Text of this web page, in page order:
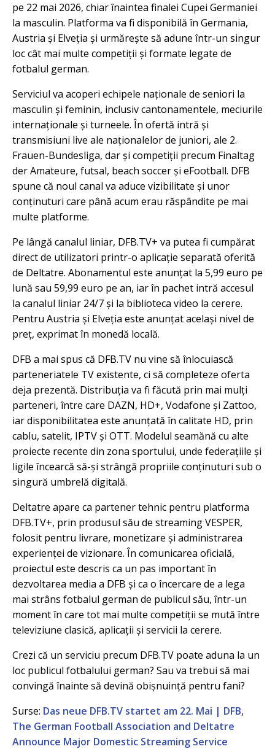
pe 22 mai 2026, chiar înaintea finalei Cupei Germaniei
la masculin. Platforma va fi disponibilă în Germania,
Austria și Elveția și urmărește să adune într-un singur
loc cât mai multe competiții și formate legate de
fotbalul german.
Serviciul va acoperi echipele naționale de seniori la
masculin și feminin, inclusiv cantonamentele, meciurile
internaționale și turneele. În ofertă intră și
transmisiuni live ale naționalelor de juniori, ale 2.
Frauen-Bundesliga, dar și competiții precum Finaltag
der Amateure, futsal, beach soccer și eFootball. DFB
spune că noul canal va aduce vizibilitate și unor
conținuturi care până acum erau răspândite pe mai
multe platforme.
Pe lângă canalul liniar, DFB.TV+ va putea fi cumpărat
direct de utilizatori printr-o aplicație separată oferită
de Deltatre. Abonamentul este anunțat la 5,99 euro pe
lună sau 59,99 euro pe an, iar în pachet intră accesul
la canalul liniar 24/7 și la biblioteca video la cerere.
Pentru Austria și Elveția este anunțat același nivel de
preț, exprimat în monedă locală.
DFB a mai spus că DFB.TV nu vine să înlocuiască
parteneriatele TV existente, ci să completeze oferta
deja prezentă. Distribuția va fi făcută prin mai mulți
parteneri, între care DAZN, HD+, Vodafone și Zattoo,
iar disponibilitatea este anunțată în calitate HD, prin
cablu, satelit, IPTV și OTT. Modelul seamănă cu alte
proiecte recente din zona sportului, unde federațiile și
ligile încearcă să-și strângă propriile conținuturi sub o
singură umbrelă digitală.
Deltatre apare ca partener tehnic pentru platforma
DFB.TV+, prin produsul său de streaming VESPER,
folosit pentru livrare, monetizare și administrarea
experienței de vizionare. În comunicarea oficială,
proiectul este descris ca un pas important în
dezvoltarea media a DFB și ca o încercare de a lega
mai strâns fotbalul german de publicul său, într-un
moment în care tot mai multe competiții se mută între
televiziune clasică, aplicații și servicii la cerere.
Crezi că un serviciu precum DFB.TV poate aduna la un
loc publicul fotbalului german? Sau va trebui să mai
convingă înainte să devină obișnuință pentru fani?
Surse: Das neue DFB.TV startet am 22. Mai | DFB,
The German Football Association and Deltatre
Announce Major Domestic Streaming Service